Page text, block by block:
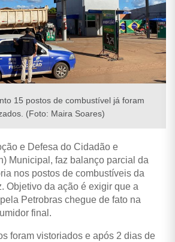
15 postos de combustível já foram
(Foto: Maira Soares)
e Defesa do Cidadão e
Municipal, faz balanço parcial da
nos postos de combustíveis da
Objetivo da ação é exigir que a
Petrobras chegue de fato na
final.
foram vistoriados e após 2 dias de